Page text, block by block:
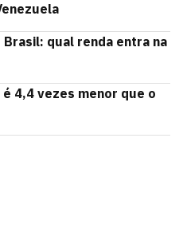
qual renda entra na
4,4 vezes menor que o